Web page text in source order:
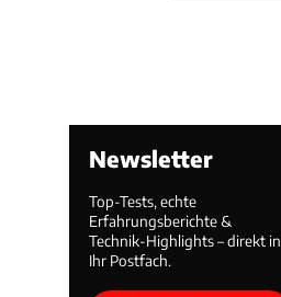
Newsletter
Top-Tests, echte
Erfahrungsberichte &
Technik-Highlights – direkt in
Ihr Postfach.